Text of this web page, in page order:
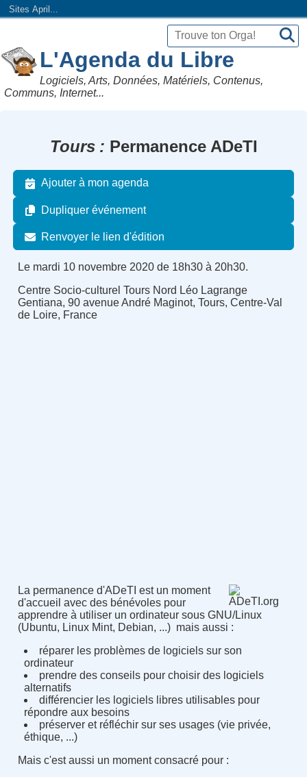
Sites April...
L'Agenda du Libre
Logiciels, Arts, Données, Matériels, Contenus,
Communs, Internet...
Tours Permanence ADeTI
Ajouter à mon agenda
Dupliquer événement
Renvoyer le lien d'édition
Le mardi 10 novembre 2020 de 18h30 à 20h30.
Centre Socio-culturel Tours Nord Léo Lagrange
Gentiana, 90 avenue André Maginot, Tours, Centre-Val
de Loire, France
La permanence d'ADeTI est un moment
d'accueil avec des bénévoles pour
apprendre à utiliser un ordinateur sous GNU/Linux
(Ubuntu, Linux Mint, Debian, ...) mais aussi :
réparer les problèmes de logiciels sur son
ordinateur
prendre des conseils pour choisir des logiciels
alternatifs
différencier les logiciels libres utilisables pour
répondre aux besoins
préserver et réfléchir sur ses usages (vie privée,
éthique, ...)
Mais c'est aussi un moment consacré pour :